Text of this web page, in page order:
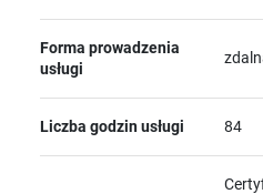
Forma prowadzenia
usługi
Liczba godzin usługi 84